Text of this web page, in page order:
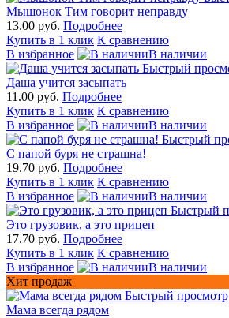
Мышонок Тим говорит неправду
13.00 руб. Подробнее
Купить в 1 клик К сравнению
В избранное
В наличии
Быстрый
Даша учится засыпать
11.00 руб. Подробнее
Купить в 1 клик К сравнению
В избранное
В наличии
Быстрый
С папой буря не страшна!
19.70 руб. Подробнее
Купить в 1 клик К сравнению
В избранное
В наличии
Быстрый
Это грузовик, а это прицеп
17.70 руб. Подробнее
Купить в 1 клик К сравнению
В избранное
В наличии
Хит продаж
Быстрый просмотр
Мама всегда рядом